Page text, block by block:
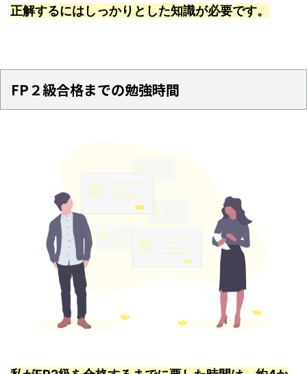
正解するにはしっかりとした知識が必要です。
FP２級合格までの勉強時間